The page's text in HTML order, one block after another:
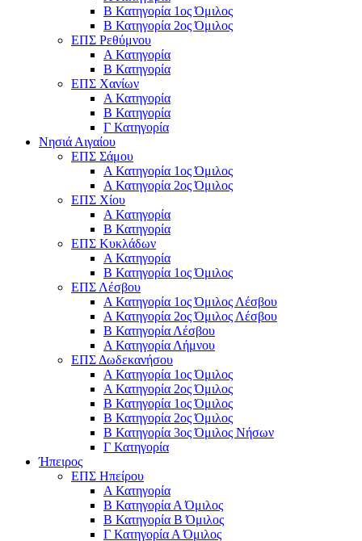
Β Κατηγορία 1ος Όμιλος
Β Κατηγορία 2ος Όμιλος
ΕΠΣ Ρεθύμνου
Α Κατηγορία
Β Κατηγορία
ΕΠΣ Χανίων
Α Κατηγορία
Β Κατηγορία
Γ Κατηγορία
Νησιά Αιγαίου
ΕΠΣ Σάμου
Α Κατηγορία 1ος Όμιλος
Α Κατηγορία 2ος Όμιλος
ΕΠΣ Χίου
Α Κατηγορία
Β Κατηγορία
ΕΠΣ Κυκλάδων
Α Κατηγορία
Β Κατηγορία 1ος Όμιλος
ΕΠΣ Λέσβου
Α Κατηγορία 1ος Όμιλος Λέσβου
Α Κατηγορία 2ος Όμιλος Λέσβου
B Κατηγορία Λέσβου
Α Κατηγορία Λήμνου
ΕΠΣ Δωδεκανήσου
Α Κατηγορία 1ος Όμιλος
Α Κατηγορία 2ος Όμιλος
Β Κατηγορία 1ος Όμιλος
Β Κατηγορία 2ος Όμιλος
Β Κατηγορία 3ος Όμιλος Νήσων
Γ Κατηγορία
Ήπειρος
ΕΠΣ Ηπείρου
Α Κατηγορία
Β Κατηγορία Α Όμιλος
Β Κατηγορία Β Όμιλος
Γ Κατηγορία Α Όμιλος